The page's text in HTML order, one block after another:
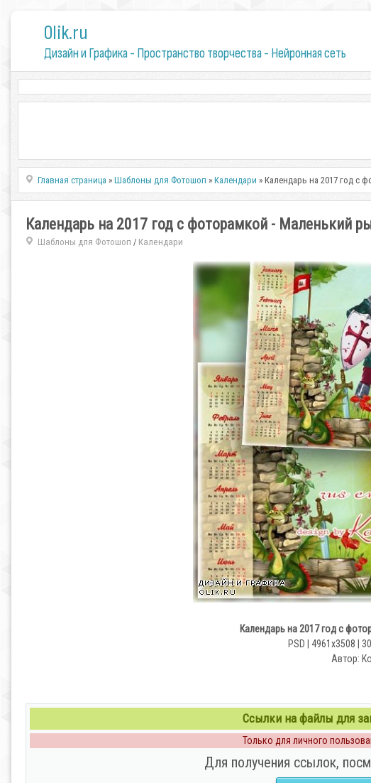
0lik.ru
Дизайн и Графика - Пространство творчества - Нейронная сеть
Главная страница »Шаблоны для Фотошоп »Календари » Календарь на 2017 год с
Календарь на 2017 год с фоторамкой - Маленький
Шаблоны для Фотошоп / Календари
Календарь на 2017 год с
PSD | 4961x3508 |
Автор:
Ссылки на файлы для
Только для личного
Для получения ссылок,